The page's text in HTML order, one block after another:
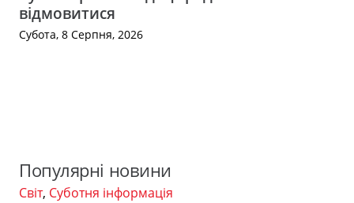
відмовитися
Субота, 8 Серпня, 2026
Популярні новини
Світ, Суботня інформація